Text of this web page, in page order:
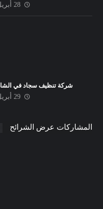
28 أبريل، 2025
شركة تنظيف سجاد في الشارقة |0526402015|
29 أبريل، 2025
المشاركات عرض الشرائح